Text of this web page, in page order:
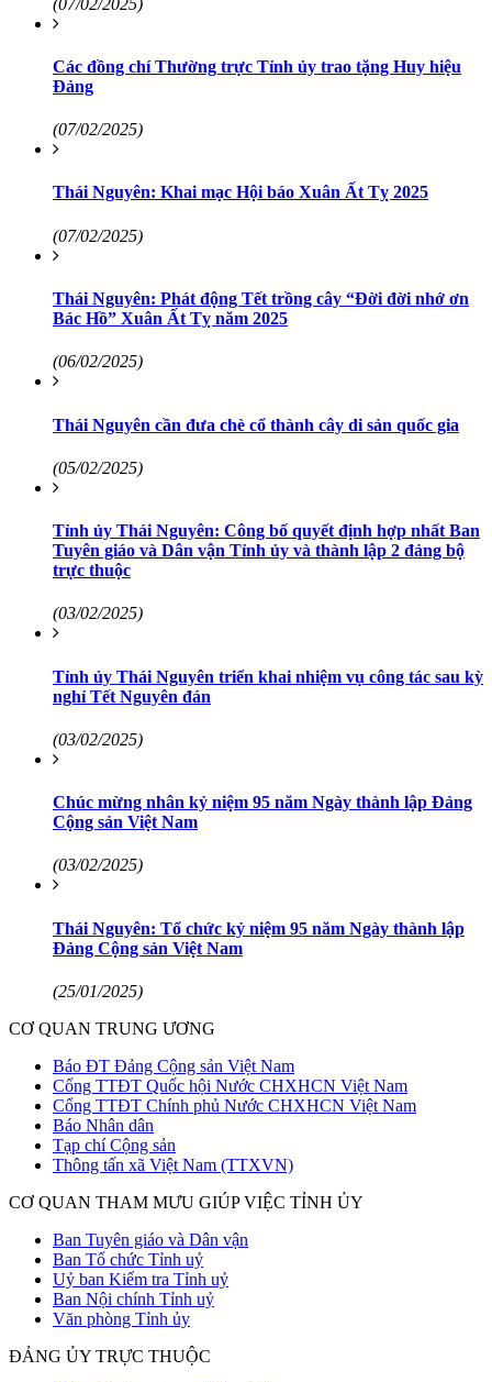
Các đồng chí Thường trực Tỉnh ủy trao tặng Huy hiệu
Đảng
(07/02/2025)
Thái Nguyên: Khai mạc Hội báo Xuân Ất Tỵ 2025
(07/02/2025)
Thái Nguyên: Phát động Tết trồng cây “Đời đời nhớ ơn
Bác Hồ” Xuân Ất Tỵ năm 2025
(06/02/2025)
Thái Nguyên cần đưa chè cổ thành cây di sản quốc gia
(05/02/2025)
Tỉnh ủy Thái Nguyên: Công bố quyết định hợp nhất Ban
Tuyên giáo và Dân vận Tỉnh ủy và thành lập 2 đảng bộ
trực thuộc
(03/02/2025)
Tỉnh ủy Thái Nguyên triển khai nhiệm vụ công tác sau kỳ
nghỉ Tết Nguyên đán
(03/02/2025)
Chúc mừng nhân kỷ niệm 95 năm Ngày thành lập Đảng
Cộng sản Việt Nam
(03/02/2025)
Thái Nguyên: Tổ chức kỷ niệm 95 năm Ngày thành lập
Đảng Cộng sản Việt Nam
(25/01/2025)
CƠ QUAN TRUNG ƯƠNG
Báo ĐT Đảng Cộng sản Việt Nam
Cổng TTĐT Quốc hội Nước CHXHCN Việt Nam
Cổng TTĐT Chính phủ Nước CHXHCN Việt Nam
Báo Nhân dân
Tạp chí Cộng sản
Thông tấn xã Việt Nam (TTXVN)
CƠ QUAN THAM MƯU GIÚP VIỆC TỈNH ỦY
Ban Tuyên giáo và Dân vận
Ban Tổ chức Tỉnh uỷ
Uỷ ban Kiểm tra Tỉnh uỷ
Ban Nội chính Tỉnh uỷ
Văn phòng Tỉnh ủy
ĐẢNG ỦY TRỰC THUỘC